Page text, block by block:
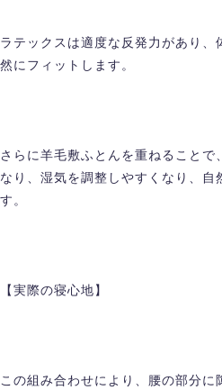
ラテックスは適度な反発力があり、
然にフィットします。
さらに羊毛敷ふとんを重ねることで
なり、湿気を調整しやすくなり、自
す。
【実際の寝心地】
この組み合わせにより、腰の部分に